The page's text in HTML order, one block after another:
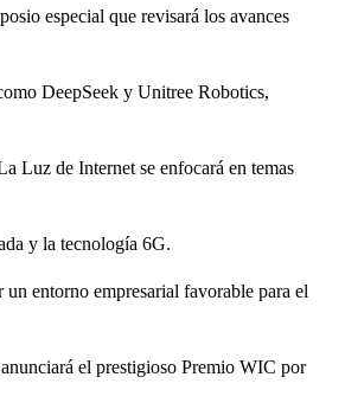
especial que revisará los avances
DeepSeek y Unitree Robotics,
Luz de Internet se enfocará en temas
y la tecnología 6G.
entorno empresarial favorable para el
el prestigioso Premio WIC por